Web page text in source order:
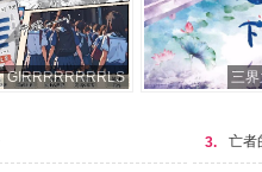
GIRRRRRRRRLS 三
3. 亡者